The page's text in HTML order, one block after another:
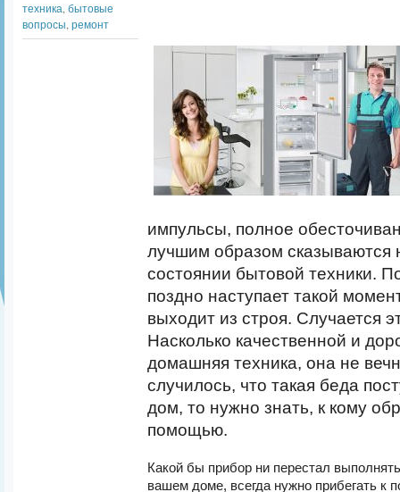
техника бытовые
вопросы ремонт
импульсы, полное
лучшим образом сказываются
состоянии бытовой техники.
поздно наступает такой
выходит из строя. Случается
Насколько качественной и
домашняя техника, она не
случилось, что такая беда
дом, то нужно знать, к кому
помощью.
Какой бы прибор ни перестал
вашем доме, всегда нужно прибегать к